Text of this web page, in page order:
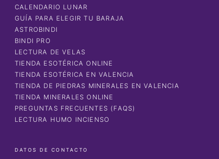
CALENDARIO LUNAR
GUÍA PARA ELEGIR TU BARAJA
ASTROBINDI
BINDI PRO
LECTURA DE VELAS
TIENDA ESOTÉRICA ONLINE
TIENDA ESOTÉRICA EN VALENCIA
TIENDA DE PIEDRAS MINERALES EN VALENCIA
TIENDA MINERALES ONLINE
PREGUNTAS FRECUENTES (FAQS)
LECTURA HUMO INCIENSO
DATOS DE CONTACTO